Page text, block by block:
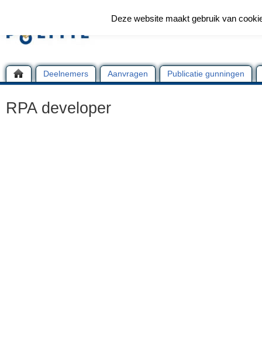
Deelnemers Aanvragen Publicatie gunningen
RPA developer
Deze website maakt gebruik van